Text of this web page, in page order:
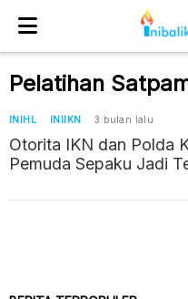
Pelatihan
INIHL INIIKN 3 bulan lalu
Otorita IKN dan Polda
Pemuda Sepaku Jadi